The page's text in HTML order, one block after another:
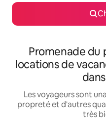
Promenade du
locations de
Les voyageurs sont
propreté et d'autres
très